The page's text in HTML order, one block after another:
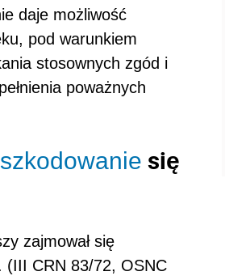
daje możliwość
pod warunkiem
stosownych zgód i
poważnych
się
zajmował się
(III CRN 83/72, OSNC